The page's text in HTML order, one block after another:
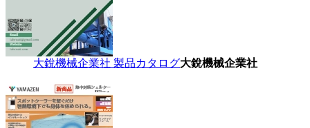
大銳機械企業社 製品カタログ大銳機械企業社